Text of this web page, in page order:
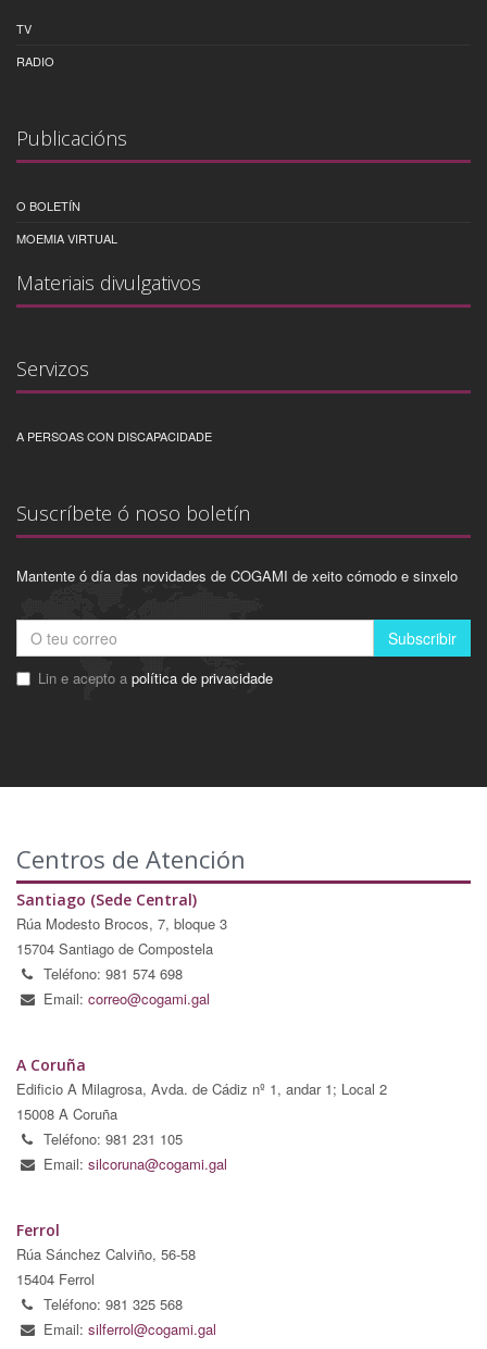
TV
RADIO
Publicacións
O BOLETÍN
MOEMIA VIRTUAL
Materiais divulgativos
Servizos
A PERSOAS CON DISCAPACIDADE
Suscríbete ó noso boletín
Mantente ó día das novidades de COGAMI de xeito cómodo e sinxelo
Subscribir
Lin e acepto a política de privacidade
Centros de Atención
Santiago (Sede Central)
Rúa Modesto Brocos, 7, bloque 3
15704 Santiago de Compostela
Teléfono: 981 574 698
Email: correo@cogami.gal
A Coruña
Edificio A Milagrosa, Avda. de Cádiz nº 1, andar 1; Local 2
15008 A Coruña
Teléfono: 981 231 105
Email: silcoruna@cogami.gal
Ferrol
Rúa Sánchez Calviño, 56-58
15404 Ferrol
Teléfono: 981 325 568
Email: silferrol@cogami.gal